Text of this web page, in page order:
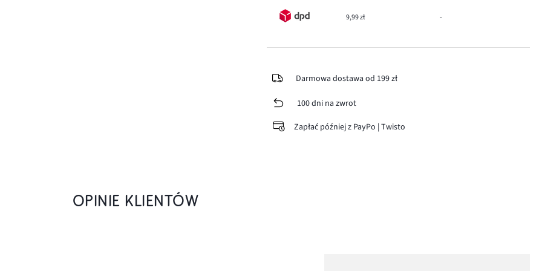
9,99 zł -
Darmowa dostawa od 199 zł
100 dni na zwrot
Zapłać później z PayPo | Twisto
OPINIE KLIENTÓW